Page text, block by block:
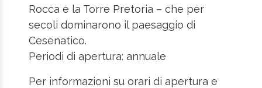
Rocca e la Torre Pretoria – che per
secoli dominarono il paesaggio di
Cesenatico.
Periodi di apertura: annuale
Per informazioni su orari di apertura e